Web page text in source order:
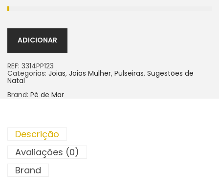
ADICIONAR
REF: 3314PP123
Categorias: Joias, Joias Mulher, Pulseiras, Sugestões de
Natal
Brand: Pé de Mar
Descrição
Avaliações (0)
Brand